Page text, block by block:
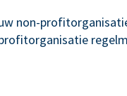
non-